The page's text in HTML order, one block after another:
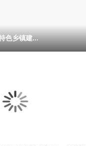
头补链条...